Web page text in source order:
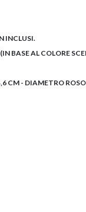
INCLUSI.
BASE AL COLORE
CM - DIAMETRO